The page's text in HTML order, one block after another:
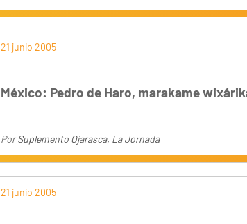
21 junio 2005
México: Pedro de Haro, marakame
PorSuplemento Ojarasca, La Jornada
21 junio 2005